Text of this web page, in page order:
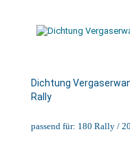
Dichtung
Rally
passend für: 180 Rally /